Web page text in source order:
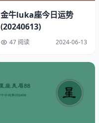
金牛luka座今日运势
(20240613)
47 阅读 2024-06-13